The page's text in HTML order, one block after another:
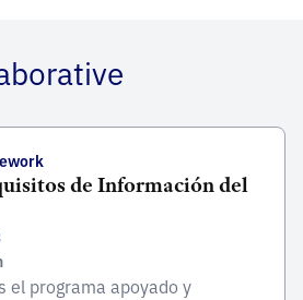
de Información del
el programa apoyado y